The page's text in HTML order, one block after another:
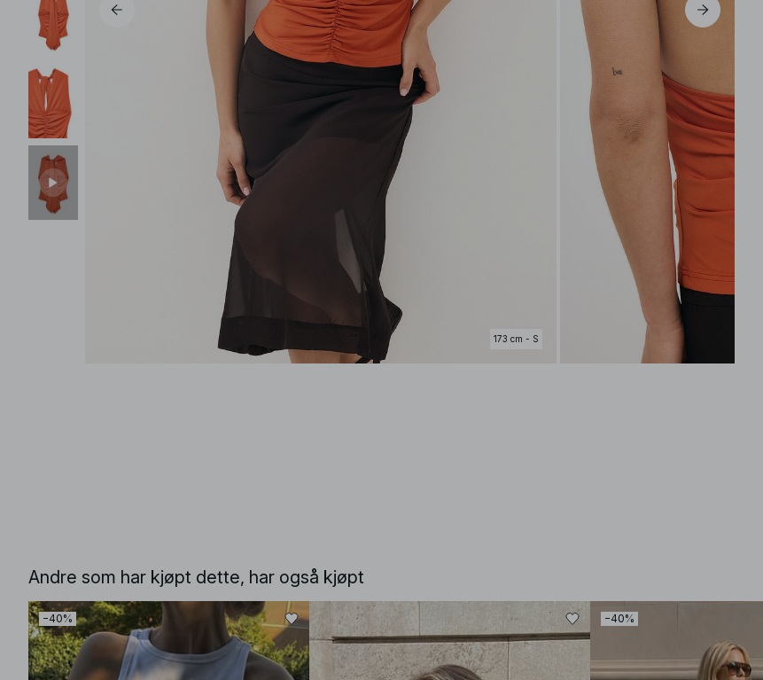
173 cm - S
Andre som har kjøpt dette, har også kjøpt
−40% −40%